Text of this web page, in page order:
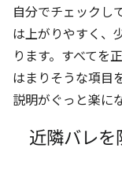
自分でチェックし
は上がりやすく、
ります。すべてを
はまりそうな項目
説明がぐっと楽に
近隣バレ